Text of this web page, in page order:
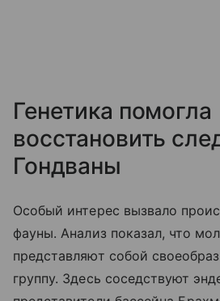
Генетика помогла
восстановить
Гондваны
Особый интерес вызвало
фауны. Анализ показал, что
представляют собой
группу. Здесь соседствуют